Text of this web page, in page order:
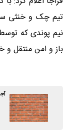
تیم چک و خنثی
نیم پوندی که
باز و امن منتقل
آجر